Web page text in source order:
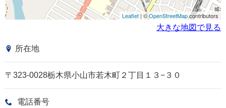
Leaflet | ©OpenStreetMapcontributors
大きな地図で見る
所在地
〒323-0028栃木県小山市若木町２丁目１３−３０
電話番号